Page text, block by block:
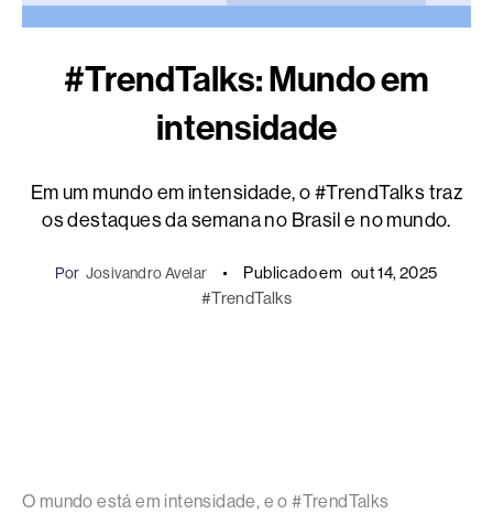
#TrendTalks: Mundo em
intensidade
Em um mundo em intensidade, o #TrendTalks traz
os destaques da semana no Brasil e no mundo.
Por Josivandro Avelar Publicado em out 14, 2025
#TrendTalks
O mundo está em intensidade, e o #TrendTalks